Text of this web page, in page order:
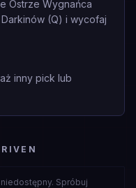
Ostrze Wygnańca
(Q) i wycofaj
inny pick lub
Spróbuj